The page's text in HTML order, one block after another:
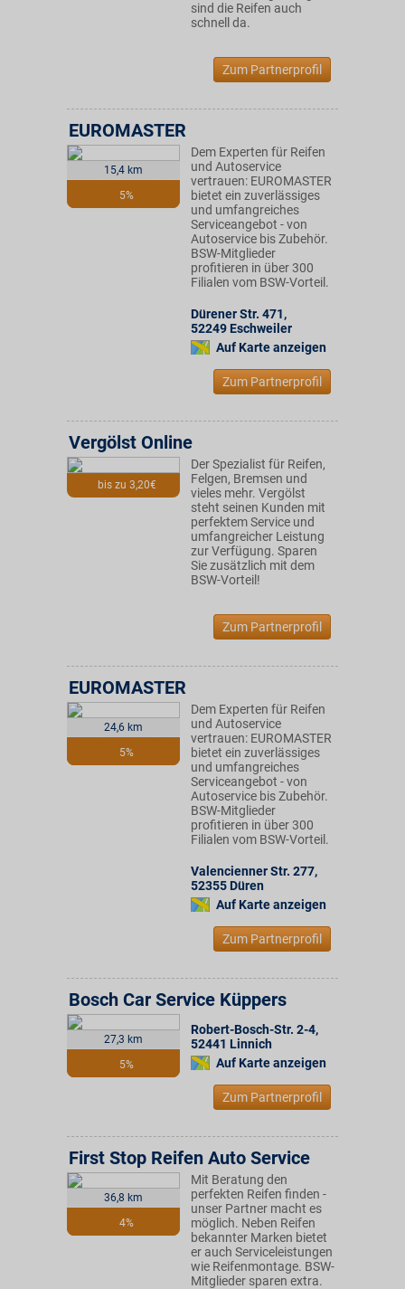
sind die Reifen auch
schnell da.
Zum Partnerprofil
15,4 km
5%
EUROMASTER
Dem Experten für Reifen
und Autoservice
vertrauen: EUROMASTER
bietet ein zuverlässiges
und umfangreiches
Serviceangebot - von
Autoservice bis Zubehör.
BSW-Mitglieder
profitieren in über 300
Filialen vom BSW-Vorteil.
Dürener Str. 471,
52249 Eschweiler
Auf Karte anzeigen
Zum Partnerprofil
bis zu 3,20€
Vergölst Online
Der Spezialist für Reifen,
Felgen, Bremsen und
vieles mehr. Vergölst
steht seinen Kunden mit
perfektem Service und
umfangreicher Leistung
zur Verfügung. Sparen
Sie zusätzlich mit dem
BSW-Vorteil!
Zum Partnerprofil
24,6 km
5%
EUROMASTER
Dem Experten für Reifen
und Autoservice
vertrauen: EUROMASTER
bietet ein zuverlässiges
und umfangreiches
Serviceangebot - von
Autoservice bis Zubehör.
BSW-Mitglieder
profitieren in über 300
Filialen vom BSW-Vorteil.
Valencienner Str. 277,
52355 Düren
Auf Karte anzeigen
Zum Partnerprofil
27,3 km
5%
Bosch Car Service Küppers
Robert-Bosch-Str. 2-4,
52441 Linnich
Auf Karte anzeigen
Zum Partnerprofil
36,8 km
4%
First Stop Reifen Auto Service
Mit Beratung den
perfekten Reifen finden -
unser Partner macht es
möglich. Neben Reifen
bekannter Marken bietet
er auch Serviceleistungen
wie Reifenmontage. BSW-
Mitglieder sparen extra.